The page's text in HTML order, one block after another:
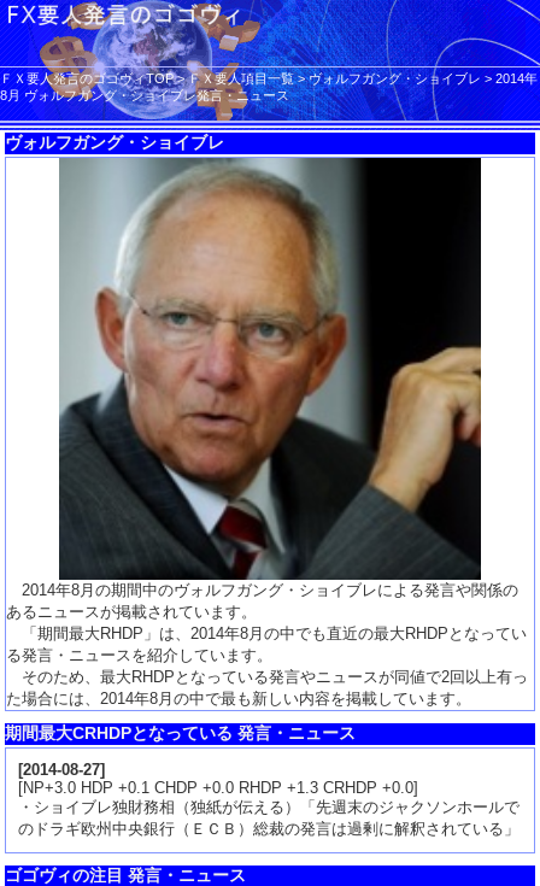
ＦＸ要人発言のゴゴヴィTOP>ＦＸ要人項目一覧>ヴォルフガング・ショイブレ > 2014年
8月 ヴォルフガング・ショイブレ発言・ニュース
ヴォルフガング・ショイブレ
2014年8月の期間中のヴォルフガング・ショイブレによる発言や関係の
あるニュースが掲載されています。
「期間最大RHDP」は、2014年8月の中でも直近の最大RHDPとなってい
る発言・ニュースを紹介しています。
そのため、最大RHDPとなっている発言やニュースが同値で2回以上有っ
た場合には、2014年8月の中で最も新しい内容を掲載しています。
期間最大CRHDPとなっている 発言・ニュース
[2014-08-27]
[NP+3.0 HDP +0.1 CHDP +0.0 RHDP +1.3 CRHDP +0.0]
・ショイブレ独財務相（独紙が伝える）「先週末のジャクソンホールで
のドラギ欧州中央銀行（ＥＣＢ）総裁の発言は過剰に解釈されている」
ゴゴヴィの注目 発言・ニュース